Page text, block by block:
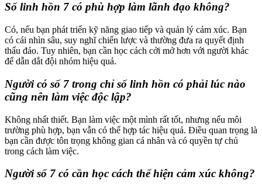
Số linh hồn 7 có phù hợp làm lãnh đạo không?
Có, nếu bạn phát triển kỹ năng giao tiếp và quản lý cảm xúc. Bạn
có cái nhìn sâu, suy nghĩ chiến lược và thường đưa ra quyết định
thấu đáo. Tuy nhiên, bạn cần học cách cởi mở hơn với người khác
để dẫn dắt đội nhóm hiệu quả.
Người có số 7 trong chỉ số linh hồn có phải lúc nào
cũng nên làm việc độc lập?
Không nhất thiết. Bạn làm việc một mình rất tốt, nhưng nếu môi
trường phù hợp, bạn vẫn có thể hợp tác hiệu quả. Điều quan trọng là
bạn cần được tôn trọng không gian cá nhân và có quyền tự chủ
trong cách làm việc.
Người số 7 có cần học cách thể hiện cảm xúc không?